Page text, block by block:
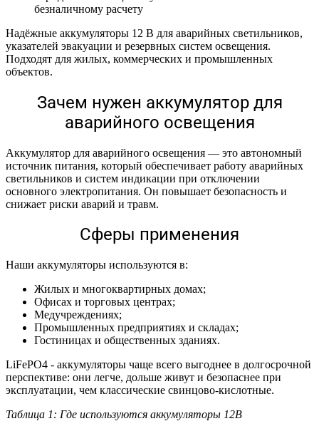
безналичному расчету
Надёжные аккумуляторы 12 В для аварийных светильников,
указателей эвакуации и резервных систем освещения.
Подходят для жилых, коммерческих и промышленных
объектов.
Зачем нужен аккумулятор для
аварийного освещения
Аккумулятор для аварийного освещения — это автономный
источник питания, который обеспечивает работу аварийных
светильников и систем индикации при отключении
основного электропитания. Он повышает безопасность и
снижает риски аварий и травм.
Сферы применения
Наши аккумуляторы используются в:
Жилых и многоквартирных домах;
Офисах и торговых центрах;
Медучреждениях;
Промышленных предприятиях и складах;
Гостиницах и общественных зданиях.
LiFePO4 ‑ аккумуляторы чаще всего выгоднее в долгосрочной
перспективе: они легче, дольше живут и безопаснее при
эксплуатации, чем классические свинцово‑кислотные.
Таблица 1: Где используются аккумуляторы 12В